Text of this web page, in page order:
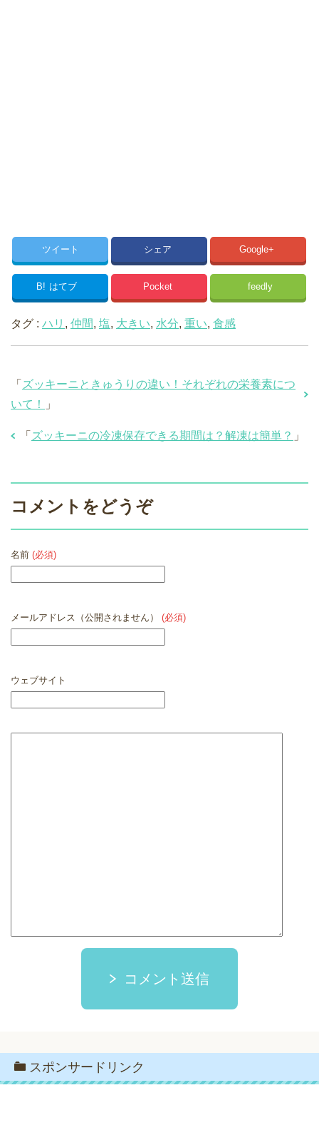
ツイート シェア Google+
B! はてブ Pocket feedly
タグ : ハリ , 仲間, 塩, 大きい, 水分, 重い, 食感
「 ズッキーニときゅうりの違い！それぞれの栄養素につ
いて！
」
「 ズッキーニの冷凍保存できる期間は？解凍は簡単？ 」
コメントをどうぞ
名前 (必須)
メールアドレス（公開されません） (必須)
ウェブサイト
コメント送信
スポンサードリンク